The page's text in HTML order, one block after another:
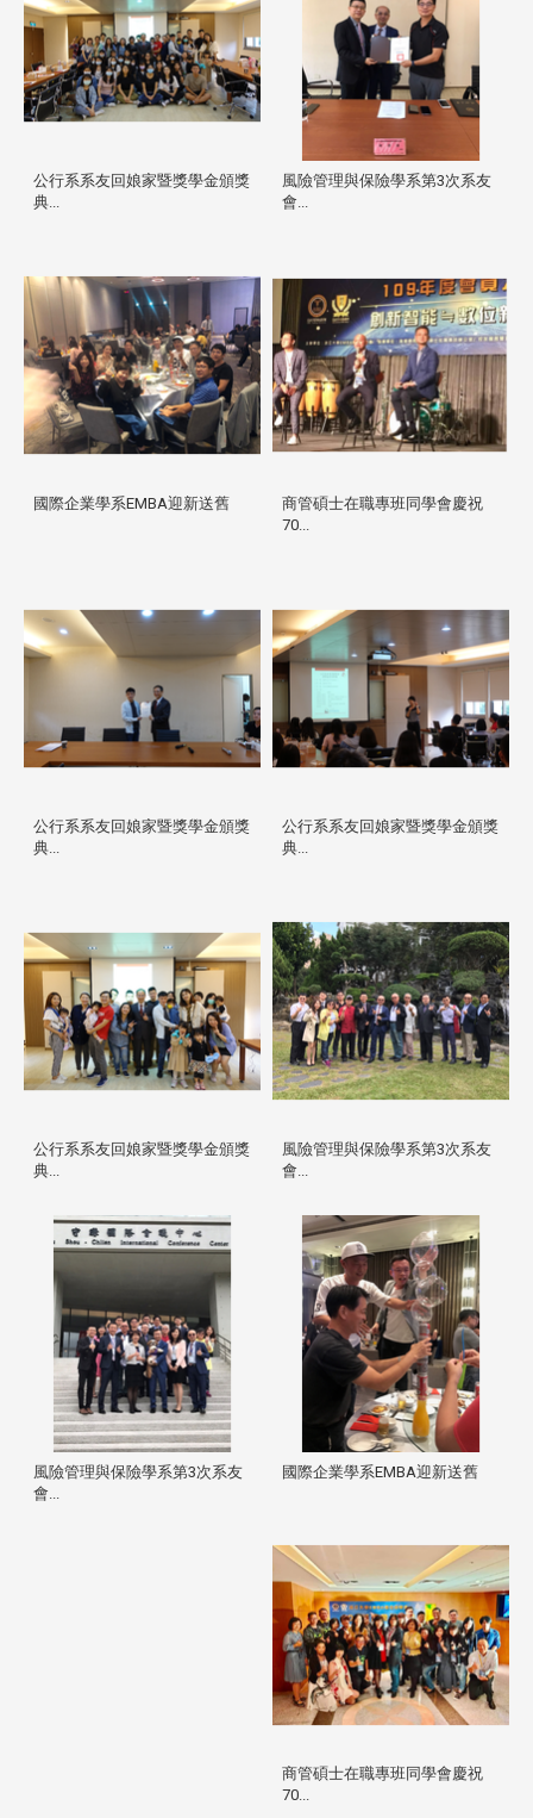
公行系系友回娘家暨獎學金頒獎
典...
風險管理與保險學系第3次系友
會...
國際企業學系EMBA迎新送舊
商管碩士在職專班同學會慶祝
70...
公行系系友回娘家暨獎學金頒獎
典...
公行系系友回娘家暨獎學金頒獎
典...
公行系系友回娘家暨獎學金頒獎
典...
風險管理與保險學系第3次系友
會...
風險管理與保險學系第3次系友
會...
國際企業學系EMBA迎新送舊
商管碩士在職專班同學會慶祝
70...